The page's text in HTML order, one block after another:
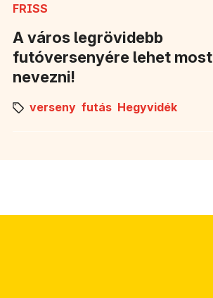
FRISS
A város legrövidebb
futóversenyére lehet most
nevezni!
verseny futás Hegyvidék